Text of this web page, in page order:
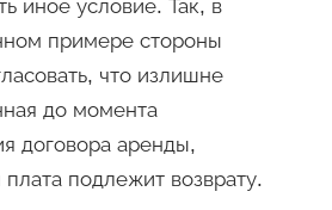
иное условие. Так, в
примере стороны
что излишне
до момента
договора аренды,
плата подлежит возврату.